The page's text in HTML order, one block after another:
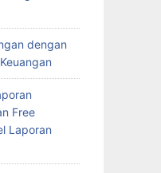
dengan
Free
Laporan